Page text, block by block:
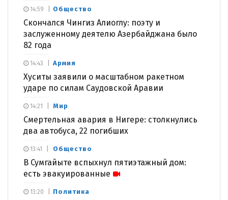
Общество
Скончался Чингиз Алиоглу: поэту и
заслуженному деятелю Азербайджана было
82 года
14:59
Армия
Хуситы заявили о масштабном ракетном
ударе по силам Саудовской Аравии
14:43
Мир
Смертельная авария в Нигере: столкнулись
два автобуса, 22 погибших
14:21
Общество
В Сумгайыте вспыхнул пятиэтажный дом:
есть эвакуированные
13:41
Политика
13:20